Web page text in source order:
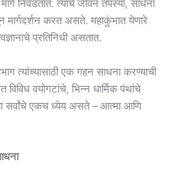
निवडतात. त्यांचे जीवन तपस्या, साधना
मार्गदर्शन करत असते. महाकुंभात येणारे
प्रतिनिधी असतात.
त्यांच्यासाठी एक गहन साधना करण्याची
वयोगटांचे, भिन्न धार्मिक पंथांचे
सर्वांचे एकच ध्येय असते – आत्मा आणि